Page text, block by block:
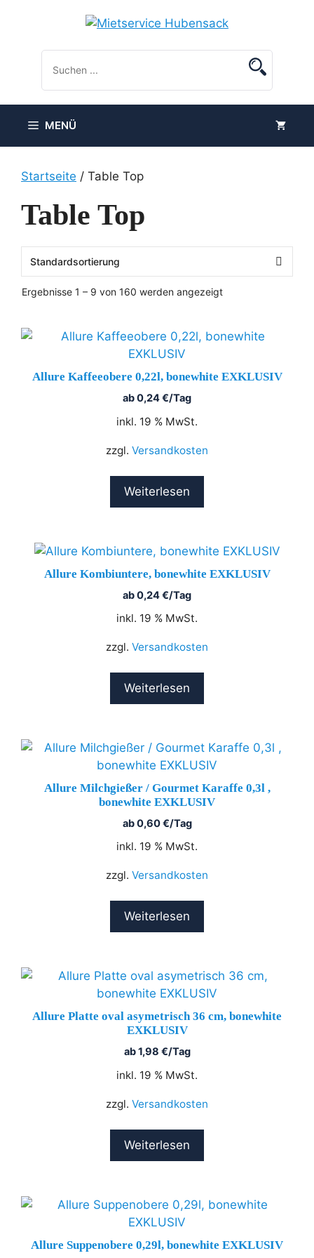
MENÜ
Startseite / Table Top
Table Top
Ergebnisse 1 – 9 von 160 werden angezeigt
Allure Kaffeeobere 0,22l, bonewhite EXKLUSIV
ab0,24€/Tag
inkl. 19 % MwSt.
zzgl. Versandkosten
Weiterlesen
Allure Kombiuntere, bonewhite EXKLUSIV
ab0,24€/Tag
inkl. 19 % MwSt.
zzgl. Versandkosten
Weiterlesen
Allure Milchgießer / Gourmet Karaffe 0,3l ,
bonewhite EXKLUSIV
ab0,60€/Tag
inkl. 19 % MwSt.
zzgl. Versandkosten
Weiterlesen
Allure Platte oval asymetrisch 36 cm, bonewhite
EXKLUSIV
ab1,98 €/Tag
inkl. 19 % MwSt.
zzgl. Versandkosten
Weiterlesen
Allure Suppenobere 0,29l, bonewhite EXKLUSIV